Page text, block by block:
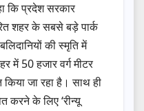
कि प्रदेश सरकार
शहर के सबसे बड़े पार्क
की स्मृति में
में 50 हजार वर्ग मीटर
जा रहा है। साथ ही
करने के लिए ‘रीन्यू